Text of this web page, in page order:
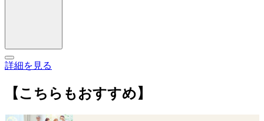
詳細を見る
【こちらもおすすめ】